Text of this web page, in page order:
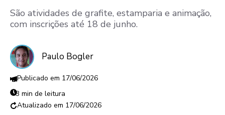
São atividades de grafite, estamparia e animação,
com inscrições até 18 de junho.
Paulo Bogler
17/06/2026
3 min de leitura
17/06/2026